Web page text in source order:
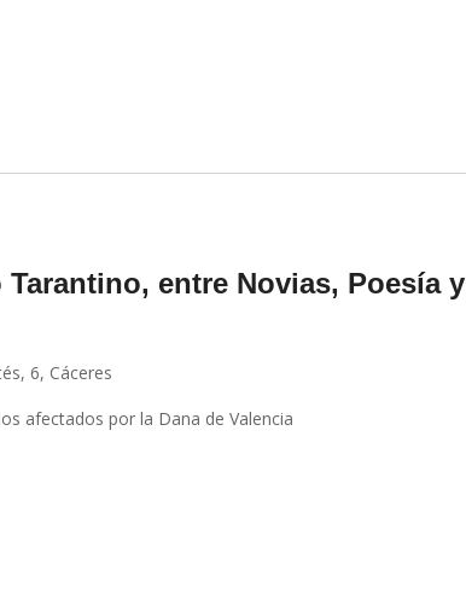
entre Novias, Poesía y
6, Cáceres
afectados por la Dana de Valencia